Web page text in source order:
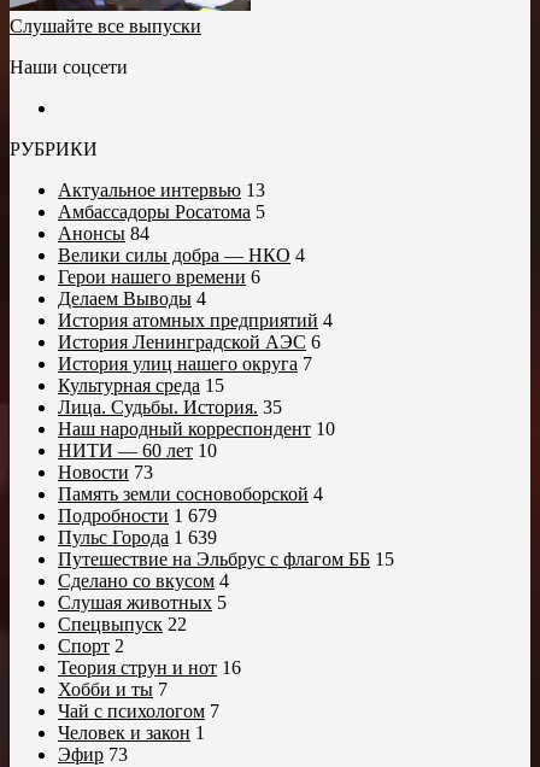
Слушайте все выпуски
Наши соцсети
РУБРИКИ
Актуальное интервью 13
Амбассадоры Росатома 5
Анонсы 84
Велики силы добра — НКО 4
Герои нашего времени 6
Делаем Выводы 4
История атомных предприятий 4
История Ленинградской АЭС 6
История улиц нашего округа 7
Культурная среда 15
Лица. Судьбы. История. 35
Наш народный корреспондент 10
НИТИ — 60 лет 10
Новости 73
Память земли сосновоборской 4
Подробности 1 679
Пульс Города 1 639
Путешествие на Эльбрус с флагом ББ 15
Сделано со вкусом 4
Слушая животных 5
Спецвыпуск 22
Спорт 2
Теория струн и нот 16
Хобби и ты 7
Чай с психологом 7
Человек и закон 1
Эфир 73